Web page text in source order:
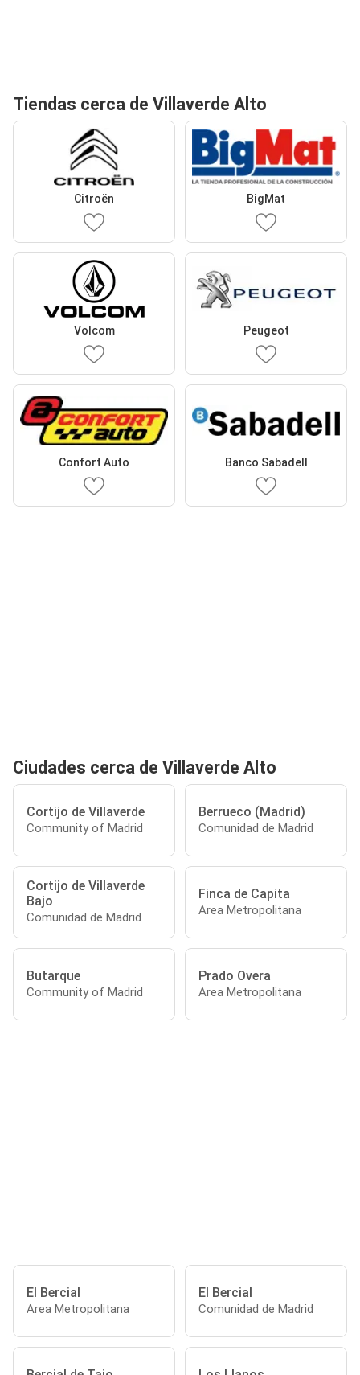
Tiendas cerca de Villaverde Alto
Citroën BigMat
Volcom Peugeot
Confort Auto Banco Sabadell
Ciudades cerca de Villaverde Alto
Cortijo de Villaverde
Community of Madrid
Berrueco (Madrid)
Comunidad de Madrid
Cortijo de Villaverde
Bajo
Comunidad de Madrid
Finca de Capita
Area Metropolitana
Butarque
Community of Madrid
Prado Overa
Area Metropolitana
El Bercial
Area Metropolitana
El Bercial
Comunidad de Madrid